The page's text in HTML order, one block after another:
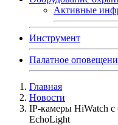
Активные
Инструмент
Палатное
Главная
Новости
IP-камеры HiWatch с
EchoLight